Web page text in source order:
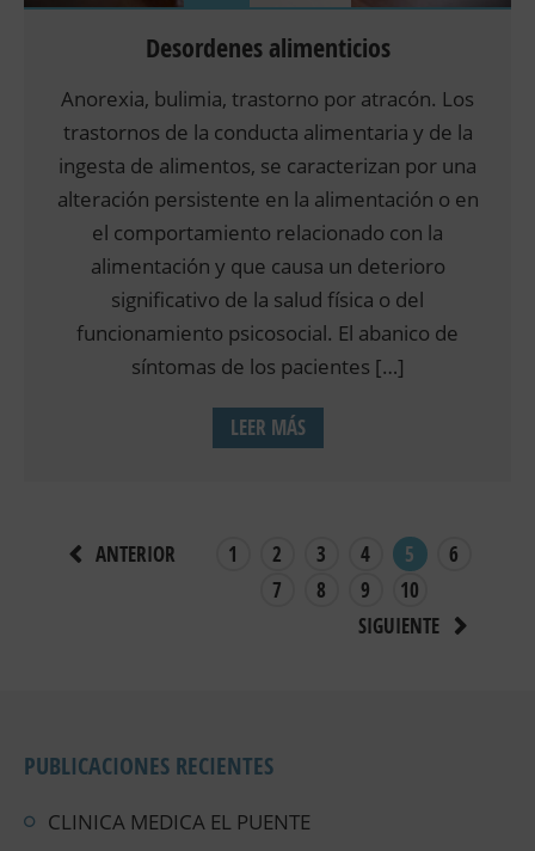
Desordenes alimenticios
Anorexia, bulimia, trastorno por atracón. Los
trastornos de la conducta alimentaria y de la
ingesta de alimentos, se caracterizan por una
alteración persistente en la alimentación o en
el comportamiento relacionado con la
alimentación y que causa un deterioro
significativo de la salud física o del
funcionamiento psicosocial. El abanico de
síntomas de los pacientes […]
LEER MÁS
ANTERIOR 1 2 3 4 5
6
7
8 9
10
SIGUIENTE
PUBLICACIONES RECIENTES
CLINICA MEDICA EL PUENTE